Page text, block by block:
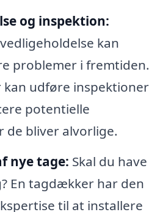
og inspektion:
kan
problemer i fremtiden.
udføre inspektioner
potentielle
de bliver alvorlige.
nye tage: Skal du have
En tagdækker har den
til at installere